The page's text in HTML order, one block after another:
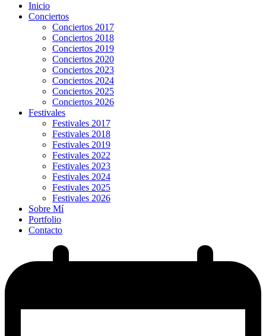
Inicio
Conciertos
Conciertos 2017
Conciertos 2018
Conciertos 2019
Conciertos 2020
Conciertos 2023
Conciertos 2024
Conciertos 2025
Conciertos 2026
Festivales
Festivales 2017
Festivales 2018
Festivales 2019
Festivales 2022
Festivales 2023
Festivales 2024
Festivales 2025
Festivales 2026
Sobre Mí
Portfolio
Contacto